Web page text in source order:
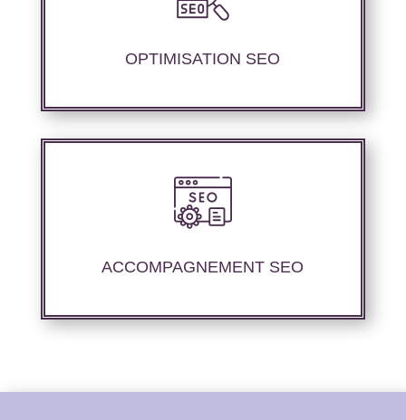
OPTIMISATION SEO
technique de site web, d’ajustement de
performances de référencement..
ACCOMPAGNEMENT SEO
Nous proposons un suivi et un rapport de
positionnement pour vous permettre d’étudier